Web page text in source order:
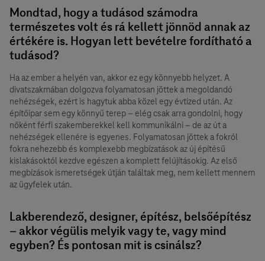
Mondtad, hogy a tudásod számodra
természetes volt és rá kellett jönnöd annak az
értékére is. Hogyan lett bevételre fordítható a
tudásod?
Ha az ember a helyén van, akkor ez egy könnyebb helyzet. A
divatszakmában dolgozva folyamatosan jöttek a megoldandó
nehézségek, ezért is hagytuk abba közel egy évtized után. Az
építőipar sem egy könnyű terep – elég csak arra gondolni, hogy
nőként férfi szakemberekkel kell kommunikálni – de az út a
nehézségek ellenére is egyenes. Folyamatosan jöttek a fokról
fokra nehezebb és komplexebb megbízatások az új építésű
kislakásoktól kezdve egészen a komplett felújításokig. Az első
megbízások ismeretségek útján találtak meg, nem kellett mennem
az ügyfelek után.
Lakberendező, designer, építész, belsőépítész
– akkor végülis melyik vagy te, vagy mind
egyben? És pontosan mit is csinálsz?